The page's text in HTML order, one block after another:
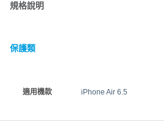
規格說明
保護類
適用機款 iPhone Air 6.5